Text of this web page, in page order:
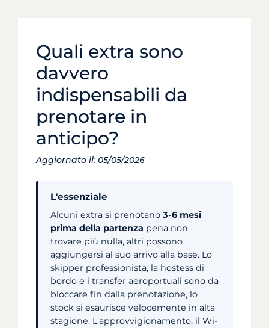
Quali extra sono
davvero
indispensabili da
prenotare in
anticipo?
Aggiornato il: 05/05/2026
L'essenziale
Alcuni extra si prenotano 3-6 mesi
prima della partenza pena non
trovare più nulla, altri possono
aggiungersi al suo arrivo alla base. Lo
skipper professionista, la hostess di
bordo e i transfer aeroportuali sono da
bloccare fin dalla prenotazione, lo
stock si esaurisce velocemente in alta
stagione. L'approvvigionamento, il Wi-